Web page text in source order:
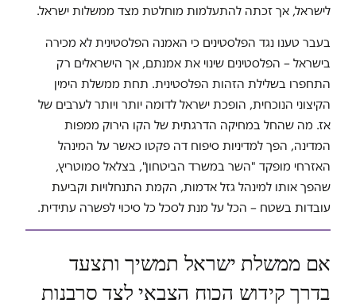
לישראל, אך זכתה להתעלמות מוחלטת מצד ממשלות ישראל.
בעבר טענו נגד הפלסטינים כי האמנה הפלסטינית לא מכירה
בישראל – הפלסטינים שינוי את אמנתם, אך הישראלים רק
התחפרו בשלילת הזהות הפלסטינית. תחת ממשלת הימין
הקיצוני הנוכחית, הופכת ישראל לדומה יותר ויותר לערבים של
אז. מה שהחל במחיקה הדרגתית של הקו הירוק ממפות
המדינה, הפך למדיניות סיפוח דה פקטו כאשר על המינהל
האזרחי מופקד "השר במשרד הביטחון", בצלאל סמוטריץ,
שהפך אותו למינהל גזל אדמות, הקמת התנחלויות וקביעת
עובדות בשטח – הכל על מנת לסכל כל סיכוי לפשרה עתידית.
אם ממשלת ישראל תמשיך ותצעד
בדרך קידוש הכוח הצבאי לצד סרבנות